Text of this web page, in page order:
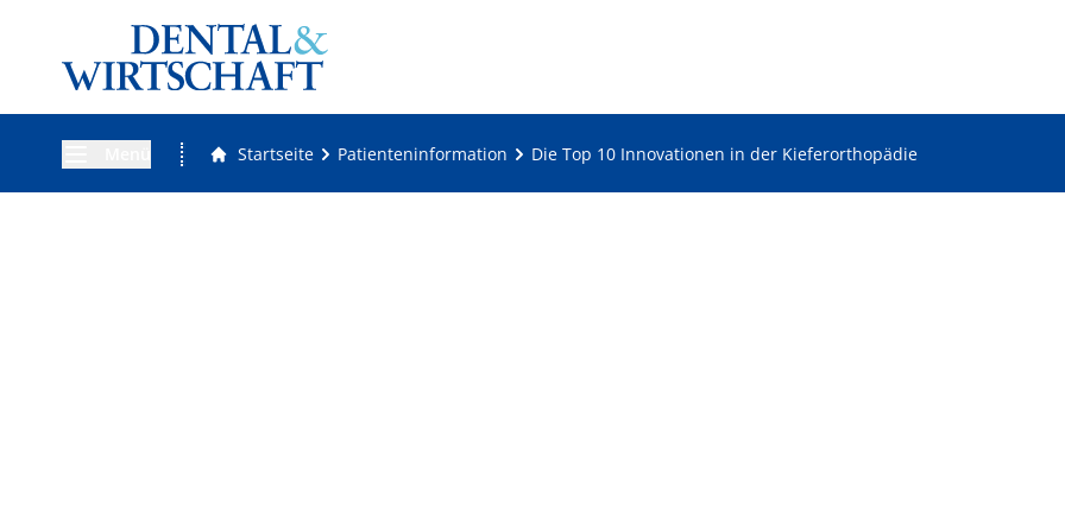
Startseite Patienteninformation Die Top 10 Innovationen in der Kieferorthopädie